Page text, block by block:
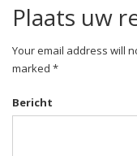
Plaats uw
Your email address will
marked *
Bericht